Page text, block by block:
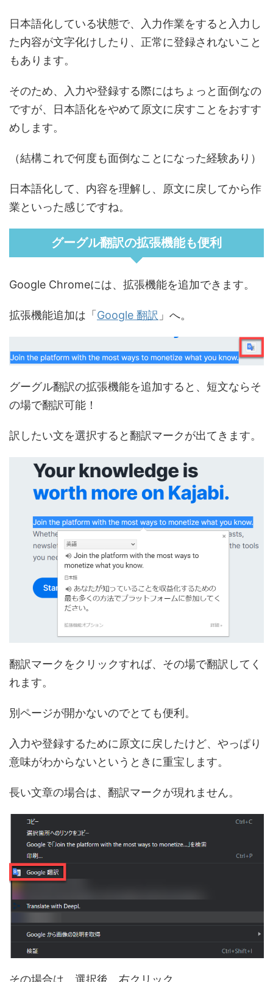
日本語化している状態で、入力作業をすると入力し
た内容が文字化けしたり、正常に登録されないこと
もあります。
そのため、入力や登録する際にはちょっと面倒なの
ですが、日本語化をやめて原文に戻すことをおすす
めします。
（結構これで何度も面倒なことになった経験あり）
日本語化して、内容を理解し、原文に戻してから作
業といった感じですね。
グーグル翻訳の拡張機能も便利
Google Chromeには、拡張機能を追加できます。
拡張機能追加は「Google 翻訳 」へ。
グーグル翻訳の拡張機能を追加すると、短文ならそ
の場で翻訳可能！
訳したい文を選択すると翻訳マークが出てきます。
翻訳マークをクリックすれば、その場で翻訳してく
れます。
別ページが開かないのでとても便利。
入力や登録するために原文に戻したけど、やっぱり
意味がわからないというときに重宝します。
長い文章の場合は、翻訳マークが現れません。